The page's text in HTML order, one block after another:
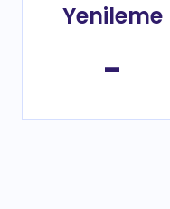
Yenileme
-